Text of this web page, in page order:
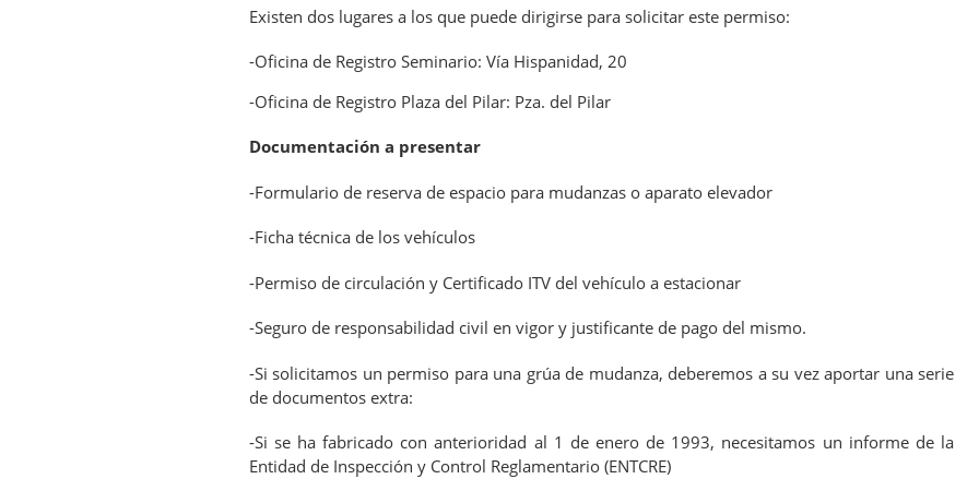
Existen dos lugares a los que puede dirigirse para solicitar este permiso:
-Oficina de Registro Seminario: Vía Hispanidad, 20
-Oficina de Registro Plaza del Pilar: Pza. del Pilar
Documentación a presentar
-Formulario de reserva de espacio para mudanzas o aparato elevador
-Ficha técnica de los vehículos
-Permiso de circulación y Certificado ITV del vehículo a estacionar
-Seguro de responsabilidad civil en vigor y justificante de pago del mismo.
-Si solicitamos un permiso para una grúa de mudanza, deberemos a su vez aportar una serie
de documentos extra:
-Si se ha fabricado con anterioridad al 1 de enero de 1993, necesitamos un informe de la
Entidad de Inspección y Control Reglamentario (ENTCRE)